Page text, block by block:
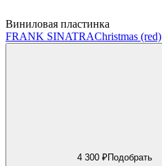
Виниловая пластинка
FRANK SINATRAChristmas (red)
4 300 ₽Подобрать